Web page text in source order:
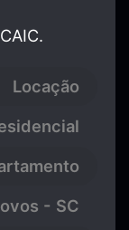
Locação
- SC